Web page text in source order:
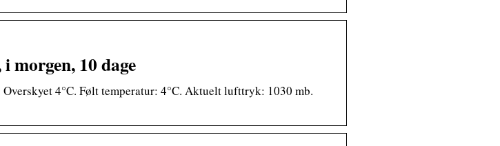
morgen, 10 dage
4°C. Følt temperatur: 4°C. Aktuelt lufttryk: 1030 mb.